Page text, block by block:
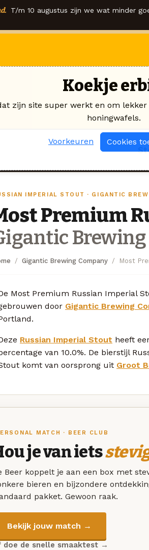
T/m 10 augustus zijn we wat minder
IMPERIAL STOUT · GIGANTIC
Premium
Gigantic Brewing Company Most
Most Premium Russian Imperial
door Gigantic Brewing
Russian Imperial Stout heeft
van 10.0%. De bierstijl
komt van oorsprong uit Groot
MATCH · BEER CLUB
je van iets
Beer koppelt je aan een box met
bieren en bijzondere
pakket. Gewoon raak.
Bekijk jouw match →
doe de snelle smaaktest →
Koekje
zijn site super werkt en om
honingwafels.
Voorkeuren Cookies